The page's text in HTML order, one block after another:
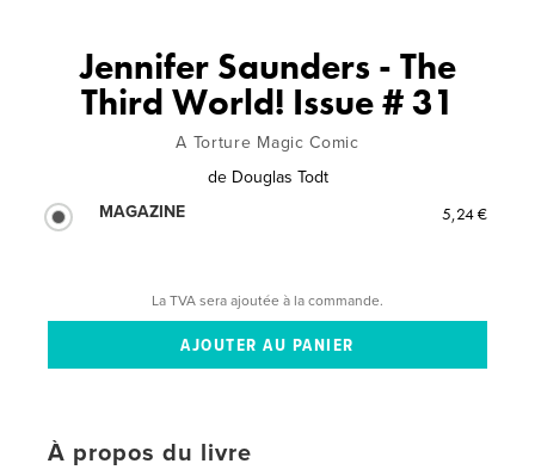
Jennifer Saunders - The
Third World! Issue # 31
A Torture Magic Comic
de Douglas Todt
MAGAZINE
5,24 €
La TVA sera ajoutée à la commande.
À propos du livre